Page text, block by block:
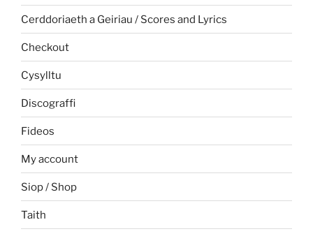
Cerddoriaeth a Geiriau / Scores and Lyrics
Checkout
Cysylltu
Discograffi
Fideos
My account
Siop / Shop
Taith